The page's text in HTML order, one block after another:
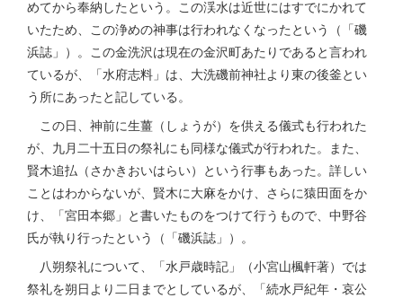
めてから奉納したという。この渓水は近世にはすでにかれて
いたため、この浄めの神事は行われなくなったという（「磯
浜誌」）。この金洗沢は現在の金沢町あたりであると言われ
ているが、「水府志料」は、大洗磯前神社より東の後釜とい
う所にあったと記している。
この日、神前に生薑（しょうが）を供える儀式も行われた
が、九月二十五日の祭礼にも同様な儀式が行われた。また、
賢木追払（さかきおいはらい）という行事もあった。詳しい
ことはわからないが、賢木に大麻をかけ、さらに猿田面をか
け、「宮田本郷」と書いたものをつけて行うもので、中野谷
氏が執り行ったという（「磯浜誌」）。
八朔祭礼について、「水戸歳時記」（小宮山楓軒著）では
祭礼を朔日より二日までとしているが、「続水戸紀年・哀公